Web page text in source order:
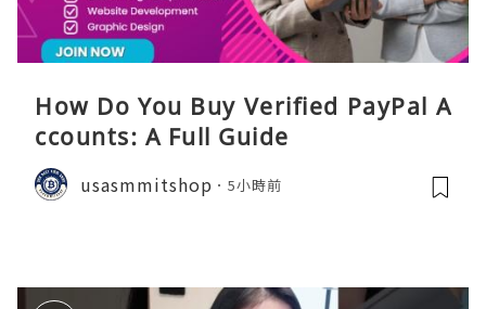
How Do You Buy Verified PayPal A
ccounts: A Full Guide
usasmmitshop 5小時前